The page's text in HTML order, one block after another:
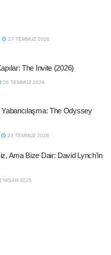
27 TEMMUZ 2026
The Invite (2026)
26 TEMMUZ 2026
The Odyssey
23 TEMMUZ 2026
Ama Bize Dair: David Lynch’in
NISAN 2025